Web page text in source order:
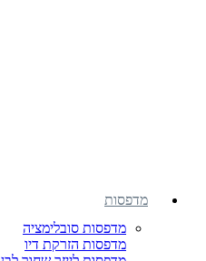
מדפסות
מדפסות סובלימציה
מדפסות הזרקת דיו